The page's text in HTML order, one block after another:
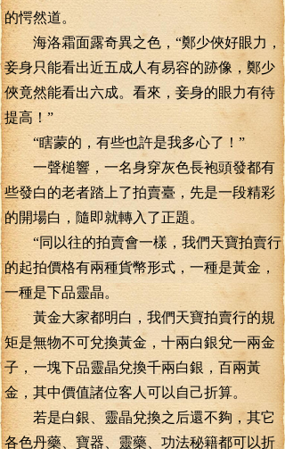
的愕然道。
海洛霜面露奇異之色，“鄭少俠好眼力，
妾身只能看出近五成人有易容的跡像，鄭少
俠竟然能看出六成。看來，妾身的眼力有待
提高！”
“瞎蒙的，有些也許是我多心了！”
一聲槌響，一名身穿灰色長袍頭發都有
些發白的老者踏上了拍賣臺，先是一段精彩
的開場白，隨即就轉入了正題。
“同以往的拍賣會一樣，我們天寶拍賣行
的起拍價格有兩種貨幣形式，一種是黃金，
一種是下品靈晶。
黃金大家都明白，我們天寶拍賣行的規
矩是無物不可兌換黃金，十兩白銀兌一兩金
子，一塊下品靈晶兌換千兩白銀，百兩黃
金，其中價值諸位客人可以自己折算。
若是白銀、靈晶兌換之后還不夠，其它
各色丹藥、寶器、靈藥、功法秘籍都可以折